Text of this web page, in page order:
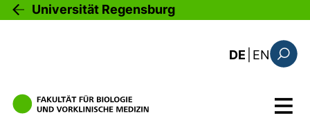
Direkt zum Inhalt
Universität Regensburg
DE EN: this
Menü